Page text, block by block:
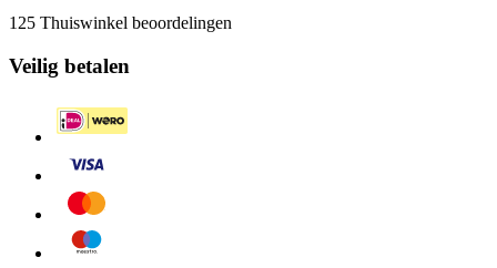
125 Thuiswinkel beoordelingen
Veilig betalen